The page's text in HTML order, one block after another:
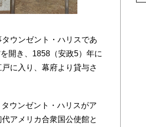
ウンゼント・ハリスであ
開き、1858（安政5）年に
に入り、幕府より貸与さ
ウンゼント・ハリスがア
アメリカ合衆国公使館と